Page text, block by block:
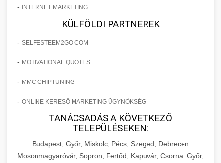
- INTERNET MARKETING
KÜLFÖLDI PARTNEREK
- SELFESTEEM2GO.COM
- MOTIVATIONAL QUOTES
- MMC CHIPTUNING
- ONLINE KERESŐ MARKETING ÜGYNÖKSÉG
TANÁCSADÁS A KÖVETKEZŐ
TELEPÜLÉSEKEN:
Budapest, Győr, Miskolc, Pécs, Szeged, Debrecen
Mosonmagyaróvár, Sopron, Fertőd, Kapuvár, Csorna, Győr,